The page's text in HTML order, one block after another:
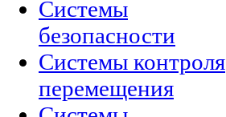
Системы
безопасности
Системы контроля
перемещения